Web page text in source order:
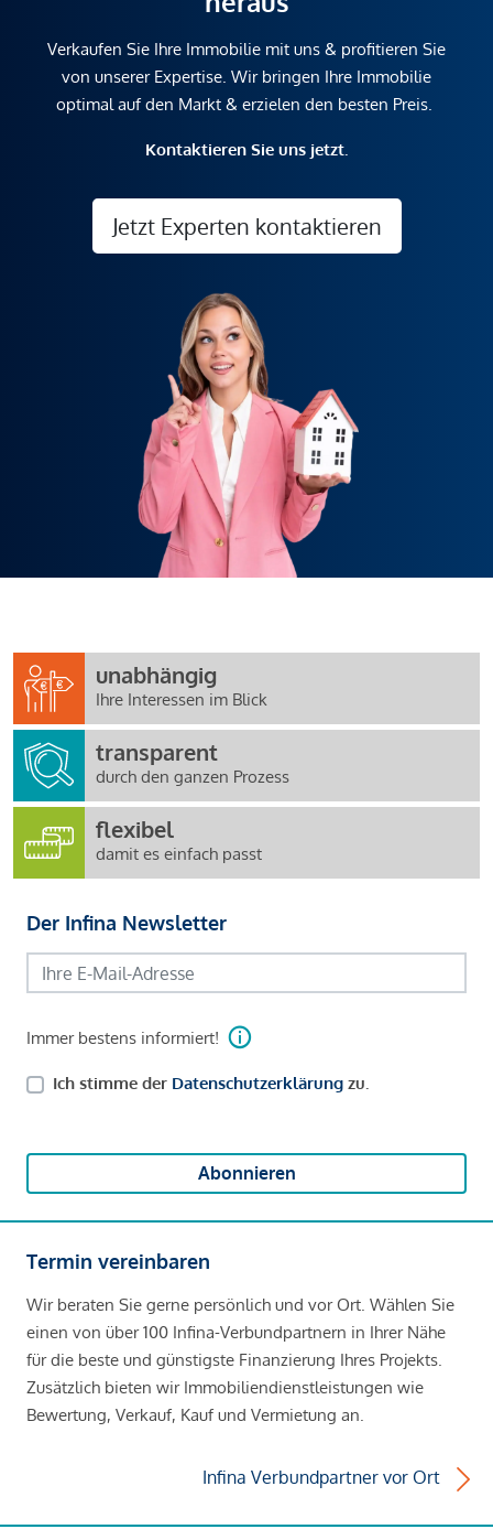
Verkaufen Sie Ihre Immobilie mit uns & profitieren Sie
von unserer Expertise. Wir bringen Ihre Immobilie
optimal auf den Markt & erzielen den besten Preis.
Kontaktieren Sie uns jetzt.
Jetzt Experten kontaktieren
unabhängig
Ihre Interessen im Blick
transparent
durch den ganzen Prozess
flexibel
damit es einfach passt
Der Infina Newsletter
Immer bestens informiert!
Ich stimme der Datenschutzerklärung zu.
Abonnieren
Termin vereinbaren
Wir beraten Sie gerne persönlich und vor Ort. Wählen Sie
einen von über 100 Infina-Verbundpartnern in Ihrer Nähe
für die beste und günstigste Finanzierung Ihres Projekts.
Zusätzlich bieten wir Immobiliendienstleistungen wie
Bewertung, Verkauf, Kauf und Vermietung an.
Infina Verbundpartner vor Ort